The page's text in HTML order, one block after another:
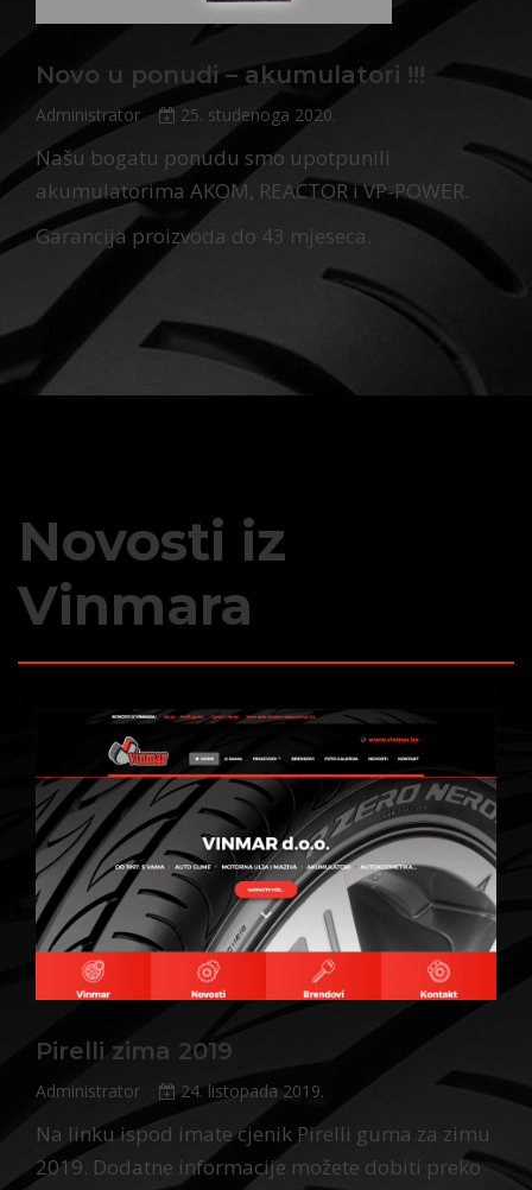
Novo u ponudi – akumulatori !!!
Administrator 25. studenoga 2020.
Našu bogatu ponudu smo upotpunili
akumulatorima AKOM, REACTOR i VP-POWER.
Garancija proizvoda do 43 mjeseca.
Novosti iz
Vinmara
Pirelli zima 2019
Administrator 24. listopada 2019.
Na linku ispod imate cjenik Pirelli guma za zimu
2019. Dodatne informacije možete dobiti preko